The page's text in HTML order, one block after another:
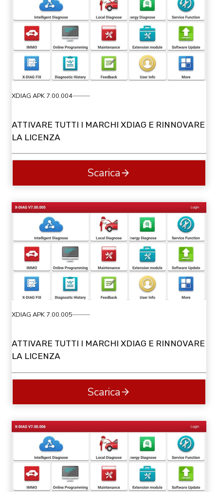
XDIAG APK 7.00.004
ATTIVARE TUTTI I MARCHI XDIAG E RINNOVARE
LA LICENZA
Scarica
XDIAG APK 7.00.005
ATTIVARE TUTTI I MARCHI XDIAG E RINNOVARE
LA LICENZA
Scarica